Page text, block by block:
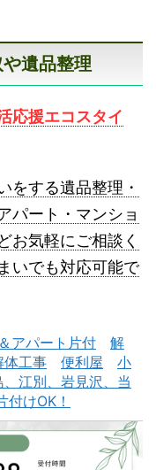
士別市不用品回収
夕張市不用品回収
留萌市不用品回収
遺品整理
応援エコスタイ
をする遺品整理・
パート・マンショ
お気軽にご相談く
いでも対応可能で
アパート片付
解
体工事 便利屋
小
江別、岩見沢、当
けOK！